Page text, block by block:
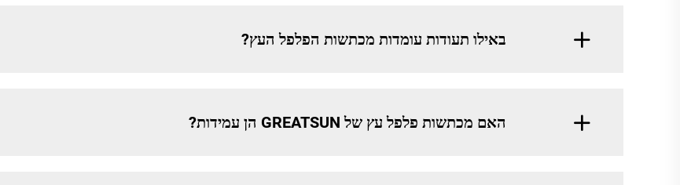
באילו תעודות עומדות מכתשות הפלפל העץ?
האם מכתשות פלפל עץ של GREATSUN הן עמידות?